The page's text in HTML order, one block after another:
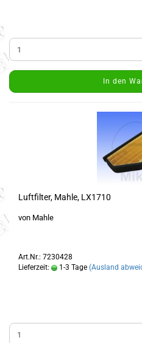
In den
Luftfilter, Mahle, LX1710
von Mahle
Art.Nr.: 7230428
Lieferzeit:
1-3 Tage (Ausland